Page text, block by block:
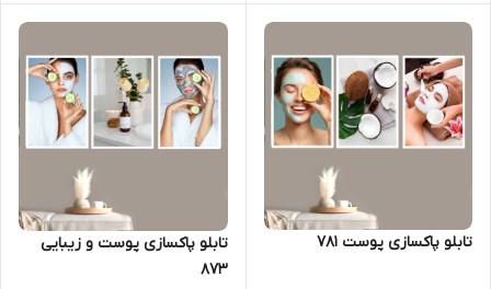
تابلو پاکسازی پوست 781
تابلو پاکسازی پوست و زیبایی
873